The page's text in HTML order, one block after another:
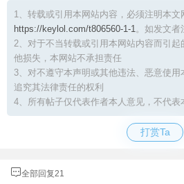
1、转载或引用本网站内容，必须注明本文
https://keylol.com/t806560-1-1。如发文者
2、对于不当转载或引用本网站内容而引
他损失，本网站不承担责任
3、对不遵守本声明或其他违法、恶意使
追究其法律责任的权利
4、所有帖子仅代表作者本人意见，不代表
打赏Ta
全部回复21